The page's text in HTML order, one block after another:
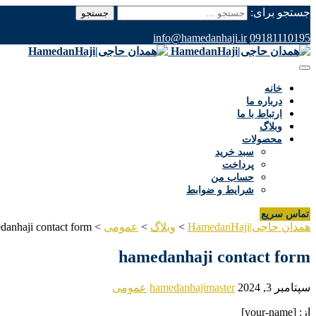
جستجو برای:
09181110195
info@hamedanhaji.ir
خانه
درباره ما
ارتباط با ما
وبلاگ
محصولات
سبد خرید
پرداخت
حساب من
شرایط و ضوابط
تماس سریع
همدان حاجی|HamedanHaji > وبلاگ > عمومی >
contact form
hamedanhaji contact form
سپتامبر 3, 2024 hamedanhajimaster عمومی
از: [your-name]